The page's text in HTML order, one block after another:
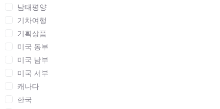
남태평양
기차여행
기획상품
미국 동부
미국 남부
미국 서부
캐나다
한국